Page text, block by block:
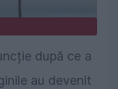
după ce a
au devenit